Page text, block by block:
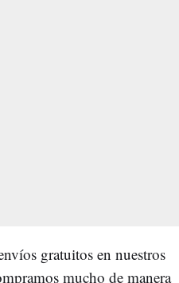
gratuitos en nuestros
mucho de manera